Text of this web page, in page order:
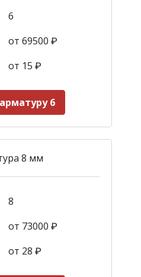
6
от 69500 ₽
от 15 ₽
6
8 мм
8
от 73000 ₽
от 28 ₽